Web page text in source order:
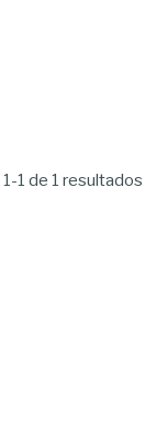
1 de 1 resultados